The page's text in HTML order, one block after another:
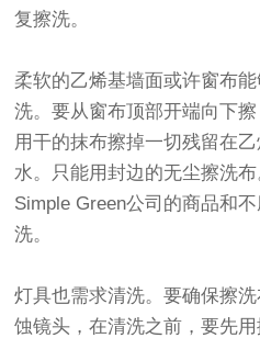
复擦洗。
柔软的乙烯基墙面或许窗布
洗。要从窗布顶部开端向下
用干的抹布擦掉一切残留在
水。只能用封边的无尘擦洗
Simple Green公司的商品和
洗。
灯具也需求清洗。要确保擦
蚀镜头，在清洗之前，要先